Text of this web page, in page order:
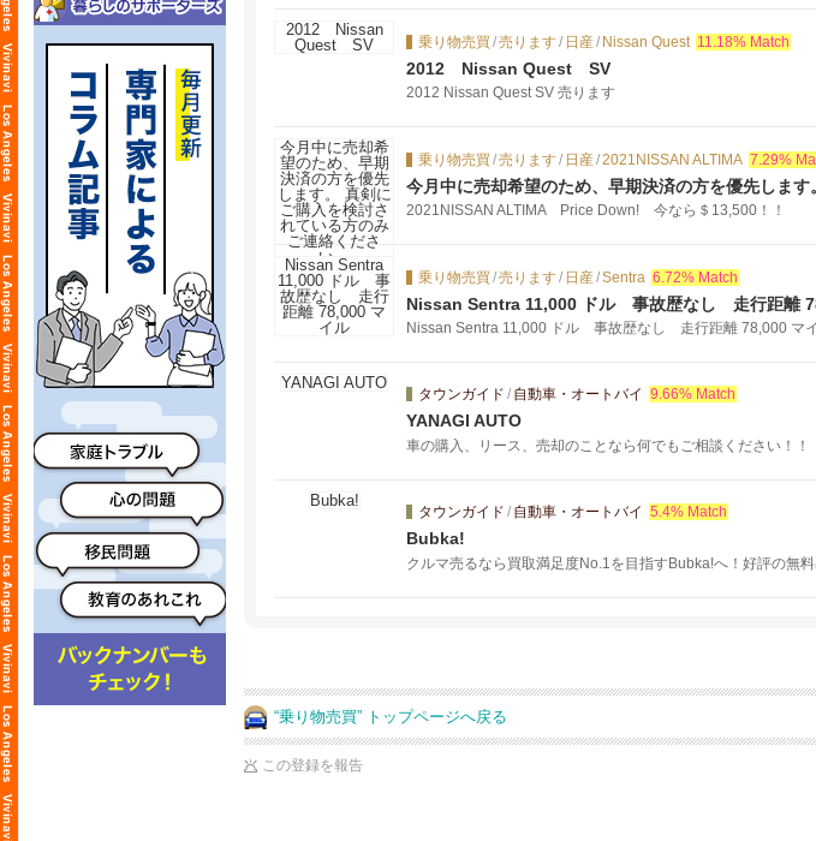
乗り物売買 /売ります/ 日産/ Nissan Quest 11.18% Match
2012 Nissan Quest SV
2012 Nissan Quest SV 売ります
乗り物売買 /売ります/ 日産/2021NISSAN ALTIMA 7.29%
今月中に売却希望のため、早期決済の方を優先しま
2021NISSAN ALTIMA Price Down! 今なら＄13,500！！
乗り物売買 /売ります/ 日産/Sentra 6.72% Match
Nissan Sentra 11,000 ドル 事故歴なし 走行距離
Nissan Sentra 11,000 ドル 事故歴なし 走行距離 78,000 マ
タウンガイド / 自動車・オートバイ 9.66% Match
YANAGI AUTO
車の購入、リース、売却のことなら何でもご相談ください！！
タウンガイド / 自動車・オートバイ 5.4% Match
Bubka!
クルマ売るなら買取満足度No.1を目指すBubka!へ！好評の無
“乗り物売買” トップページへ戻る
この登録を報告